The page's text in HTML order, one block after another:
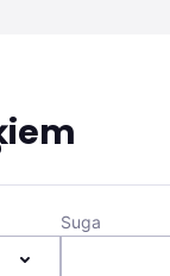
Suga